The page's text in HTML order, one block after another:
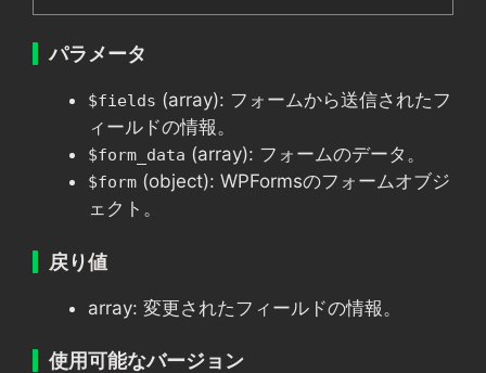
パラメータ
$fields (array): フォームから送信されたフ
ィールドの情報。
$form_data (array): フォームのデータ。
$form (object): WPFormsのフォームオブジ
ェクト。
戻り値
array: 変更されたフィールドの情報。
使用可能なバージョン